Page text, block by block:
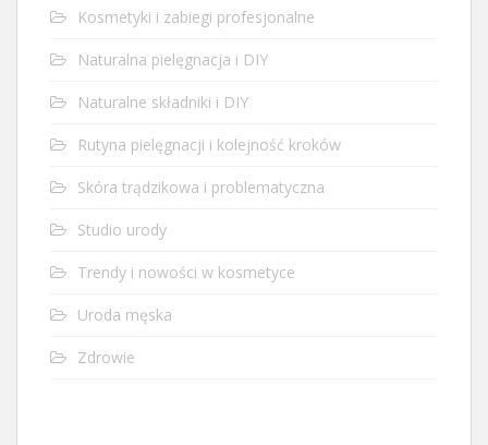
Kosmetyki i zabiegi profesjonalne
Naturalna pielęgnacja i DIY
Naturalne składniki i DIY
Rutyna pielęgnacji i kolejność kroków
Skóra trądzikowa i problematyczna
Studio urody
Trendy i nowości w kosmetyce
Uroda męska
Zdrowie